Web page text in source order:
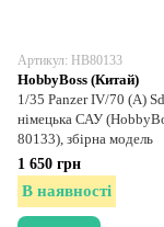
Артикул: HB80133
HobbyBoss (Китай)
1/35 Panzer IV/70 (A)
німецька САУ
80133), збірна модель
1 650 грн
В наявності